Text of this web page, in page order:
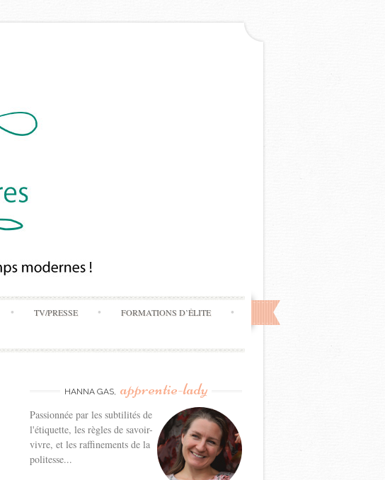
TV/PRESSE FORMATIONS D’ÉLITE
HANNA GAS, apprentie-lady
Passionnée par les subtilités de
l'étiquette, les règles de savoir-
vivre, et les raffinements de la
politesse...